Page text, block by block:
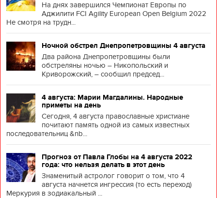
На днях завершился Чемпионат Европы по
Аджилити FCI Agility European Open Belgium 2022
Не смотря на трудн...
Ночной обстрел Днепропетровщины 4 августа
Два района Днепропетровщины были
обстреляны ночью – Никопольский и
Криворожский, – сообщил председ...
4 августа: Марии Магдалины. Народные
приметы на день
Сегодня, 4 августа православные христиане
почитают память одной из самых известных
последовательниц &nb...
Прогноз от Павла Глобы на 4 августа 2022
года: что нельзя делать в этот день
Знаменитый астролог говорит о том, что 4
августа начнется ингрессия (то есть переход)
Меркурия в зодиакальный ...